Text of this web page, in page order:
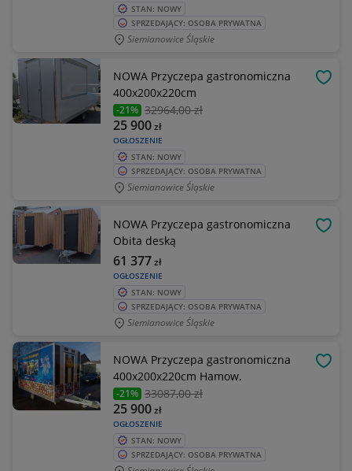
STAN: NOWY
SPRZEDAJĄCY: OSOBA PRYWATNA
Siemianowice Śląskie
NOWA Przyczepa gastronomiczna
400x200x220cm
-21% 32964,00 zł
OGŁOSZENIE
25 900zł
STAN: NOWY
SPRZEDAJĄCY: OSOBA PRYWATNA
Siemianowice Śląskie
NOWA Przyczepa gastronomiczna
Obita deską
OGŁOSZENIE
61 377zł
STAN: NOWY
SPRZEDAJĄCY: OSOBA PRYWATNA
Siemianowice Śląskie
NOWA Przyczepa gastronomiczna
400x200x220cm Hamow.
-21% 33087,00 zł
OGŁOSZENIE
25 900zł
STAN: NOWY
SPRZEDAJĄCY: OSOBA PRYWATNA